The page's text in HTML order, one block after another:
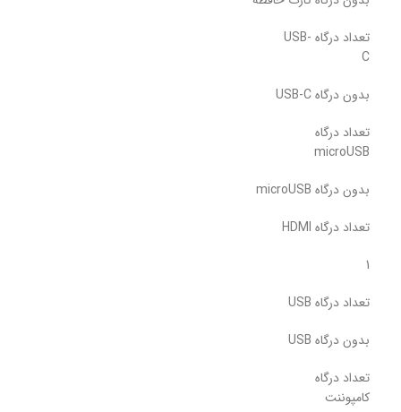
تعداد درگاه USB-
C
بدون درگاه USB-C
تعداد درگاه
microUSB
بدون درگاه microUSB
تعداد درگاه HDMI
1
تعداد درگاه USB
بدون درگاه USB
تعداد درگاه
کامپوننت